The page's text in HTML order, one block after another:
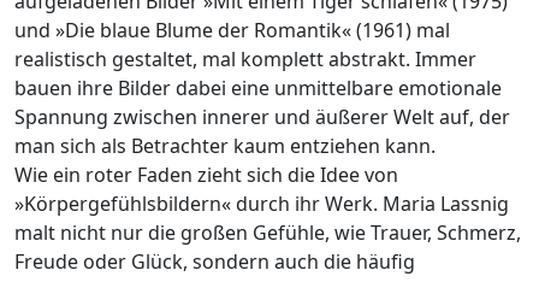
und »Die blaue Blume der Romantik« (1961) mal
realistisch gestaltet, mal komplett abstrakt. Immer
bauen ihre Bilder dabei eine unmittelbare emotionale
Spannung zwischen innerer und äußerer Welt auf, der
man sich als Betrachter kaum entziehen kann.
Wie ein roter Faden zieht sich die Idee von
»Körpergefühlsbildern« durch ihr Werk. Maria Lassnig
malt nicht nur die großen Gefühle, wie Trauer, Schmerz,
Freude oder Glück, sondern auch die häufig